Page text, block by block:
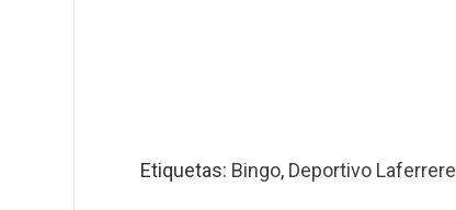
Etiquetas: Bingo, Deportivo Laferrere